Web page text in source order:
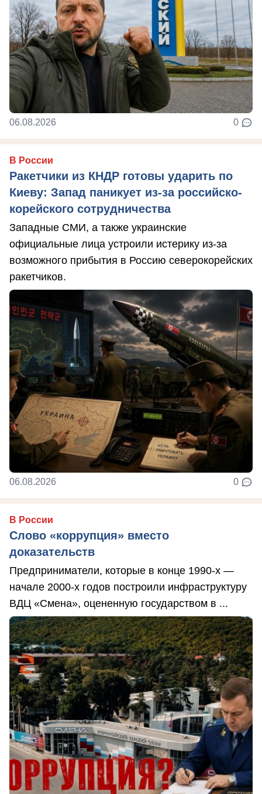
06.08.2026 0
В России
Ракетчики из КНДР готовы ударить по
Киеву: Запад паникует из-за российско-
корейского сотрудничества
Западные СМИ, а также украинские
официальные лица устроили истерику из-за
возможного прибытия в Россию северокорейских
ракетчиков.
06.08.2026 0
В России
Слово «коррупция» вместо
доказательств
Предприниматели, которые в конце 1990-х —
начале 2000-х годов построили инфраструктуру
ВДЦ «Смена», оцененную государством в ...